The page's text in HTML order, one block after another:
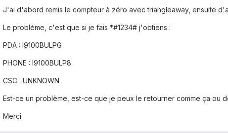
J'ai d'abord remis le compteur à zéro avec triangleaway, ensuite
Le problème, c'est que si je fais *#1234# j'obtiens :
PDA : I9100BULPG
PHONE : I9100BULP8
CSC : UNKNOWN
Est-ce un problème, est-ce que je peux le retourner comme ça ou
Merci